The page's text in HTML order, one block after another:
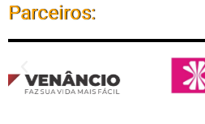
Parceiros: